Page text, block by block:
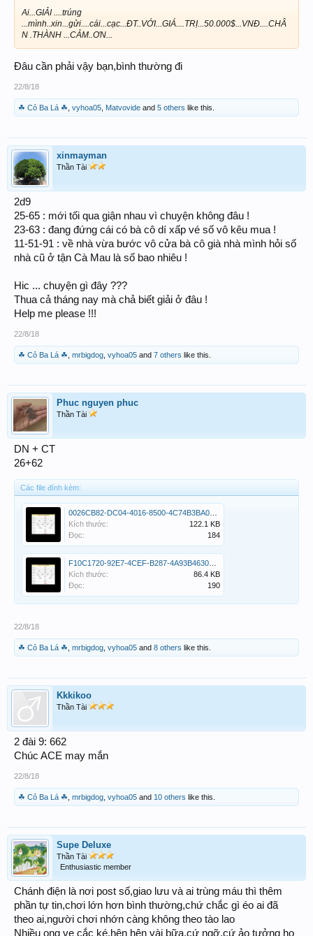
Ai...GIẢI ....trúng
...mình..xin...gửi....cái...cạc...ĐT..VỚI...GIÁ....TRỊ...50.000$...VNĐ....CHÂ
N .THÀNH ...CẢM..ƠN...
Đâu cần phải vậy bạn,bình thường đi
22/8/18
☘ Cỏ Ba Lá ☘ vyhoa05 Matvovide and 5 others like this.
xinmayman
Thần Tài
2d9
25-65 : mới tối qua giận nhau vì chuyện không đâu !
23-63 : đang đứng cái có bà cô dí xấp vé số vô kêu mua !
11-51-91 : về nhà vừa bước vô cửa bà cô già nhà mình hỏi số
nhà cũ ở tận Cà Mau là số bao nhiêu !
Hic ... chuyện gì đây ???
Thua cả tháng nay mà chả biết giải ở đâu !
Help me please !!!
22/8/18
☘ Cỏ Ba Lá ☘ mrbigdog vyhoa05 and 7 others like this.
Phuc nguyen phuc
Thần Tài
DN + CT
26+62
Các file đính kèm:
Kích thước:
122.1 KB
Đọc:
184
Kích thước:
86.4 KB
Đọc:
190
22/8/18
☘ Cỏ Ba Lá ☘ mrbigdog vyhoa05 and 8 others like this.
Kkkikoo
Thần Tài
2 đài 9: 662
Chúc ACE may mắn
22/8/18
☘ Cỏ Ba Lá ☘ mrbigdog vyhoa05 and 10 others like this.
Supe Deluxe
Thần Tài
Enthusiastic member
Chánh điện là nơi post số,giao lưu và ai trùng máu thì thêm
phần tự tin,chơi lớn hơn bình thường,chứ chắc gì éo ai đã
theo ai,người chơi nhớn càng không theo tào lao
Nhiều ong ve cắc ké,hên hên vài bữa,cứ ngỡ,cứ ảo tưởng họ